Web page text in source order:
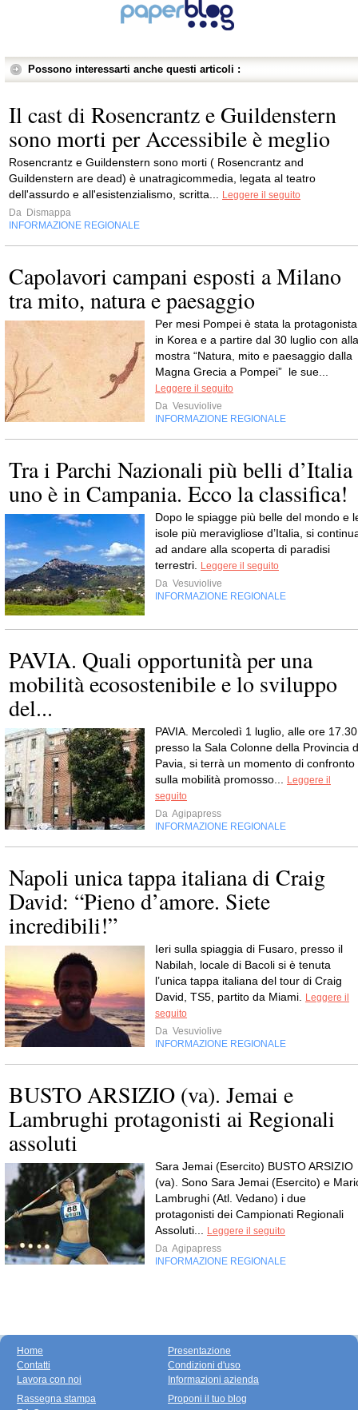
Possono interessarti anche questi articoli :
Il cast di Rosencrantz e Guildenstern
sono morti per Accessibile è meglio
Rosencrantz e Guildenstern sono morti ( Rosencrantz and
Guildenstern are dead) è unatragicommedia, legata al teatro
dell'assurdo e all'esistenzialismo, scritta...
Leggere il seguito
Da Dismappa
INFORMAZIONE REGIONALE
Capolavori campani esposti a Milano
tra mito, natura e paesaggio
Per mesi Pompei è stata la protagonista
in Korea e a partire dal 30 luglio con alla
mostra “Natura, mito e paesaggio dalla
Magna Grecia a Pompei” le sue...
Leggere il seguito
Da Vesuviolive
INFORMAZIONE REGIONALE
Tra i Parchi Nazionali più belli d’Italia
uno è in Campania. Ecco la classifica!
Dopo le spiagge più belle del mondo e
isole più meravigliose d’Italia, si
ad andare alla scoperta di paradisi
terrestri.
Leggere il seguito
Da Vesuviolive
INFORMAZIONE REGIONALE
PAVIA. Quali opportunità per una
mobilità ecosostenibile e lo sviluppo
del...
PAVIA. Mercoledì 1 luglio, alle ore
presso la Sala Colonne della Provincia
Pavia, si terrà un momento di confronto
sulla mobilità promosso...
Leggere il
seguito
Da Agipapress
INFORMAZIONE REGIONALE
Napoli unica tappa italiana di Craig
David: “Pieno d’amore. Siete
incredibili!”
Ieri sulla spiaggia di Fusaro, presso il
Nabilah, locale di Bacoli si è tenuta
l’unica tappa italiana del tour di Craig
David, TS5, partito da Miami.
Leggere il
seguito
Da Vesuviolive
INFORMAZIONE REGIONALE
BUSTO ARSIZIO (va). Jemai e
Lambrughi protagonisti ai Regionali
assoluti
Sara Jemai (Esercito) BUSTO ARSIZIO
(va). Sono Sara Jemai (Esercito) e
Lambrughi (Atl. Vedano) i due
protagonisti dei Campionati Regionali
Assoluti...
Leggere il seguito
Da Agipapress
INFORMAZIONE REGIONALE
Home
Contatti
Lavora con noi
Presentazione
Condizioni d'uso
Informazioni azienda
Rassegna stampa
Proponi il tuo blog